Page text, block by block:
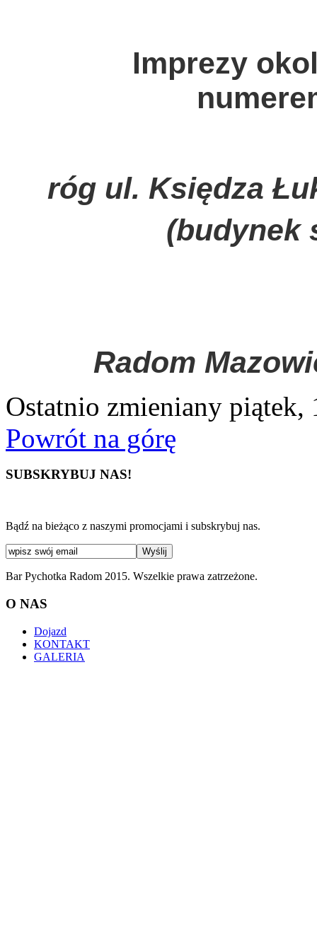
Imprezy
róg ul. Księdza
(budynek
Radom
Ostatnio zmieniany
Powrót na górę
SUBSKRYBUJ NAS!
Bądź na bieżąco z naszymi promocjami i subskrybuj nas.
Bar Pychotka Radom 2015. Wszelkie prawa zatrzeżone.
O NAS
Dojazd
KONTAKT
GALERIA